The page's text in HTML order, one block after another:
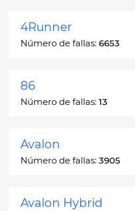
4Runner
Número de fallas: 6653
86
Número de fallas: 13
Avalon
Número de fallas: 3905
Avalon Hybrid